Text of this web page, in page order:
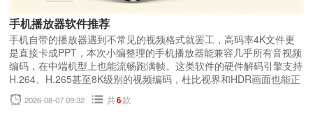
手机播放器软件推荐
手机自带的播放器遇到不常见的视频格式就罢工，高码率4K文件更
是直接卡成PPT，本次小编整理的手机播放器能兼容几乎所有音视频
编码，在中端机型上也能流畅跑满帧。这类软件的硬件解码引擎支持
H.264、H.265甚至8K级别的视频编码，杜比视界和HDR画面也能正
确渲染输出。手势操作是区别于系统播放器的另一个亮点，滑动就能
调节进度、亮度和音量，不用在屏幕上到处找按钮。各大手机播放器
2026-08-07 09:32 共6款